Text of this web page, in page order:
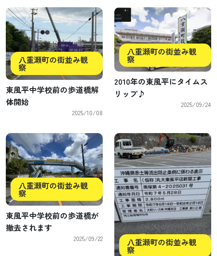
八重瀬町の街並み観
察
東風平中学校前の歩道橋解
体開始
2025/10/08
八重瀬町の街並み観
察
2010年の東風平にタイムス
リップ♪
2025/09/24
八重瀬町の街並み観
察
東風平中学校前の歩道橋が
撤去されます
2025/09/22 八重瀬町の街並み観
察